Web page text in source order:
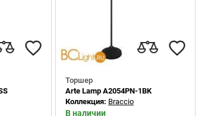
Торшер
Arte Lamp A2054PN-1BK
Коллекция: Braccio
В наличии